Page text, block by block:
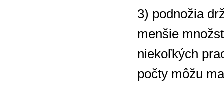
3) podnožia
menšie
niekoľkých
počty môžu